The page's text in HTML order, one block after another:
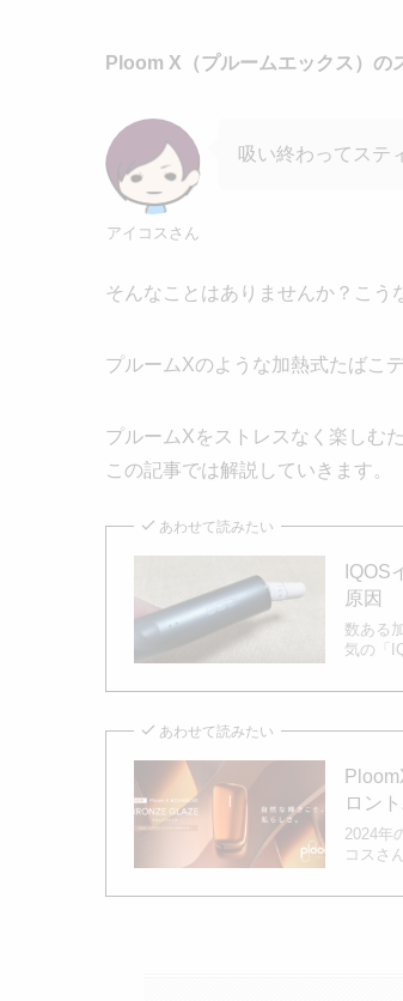
Ploom X（プルームエックス）の
アイコスさん
吸い終わってステ
そんなことはありませんか？ こう
プルームXのような加熱式たばこ
プルームXをストレスなく楽しむ
この記事では解説していきます。
あわせて読みたい
IQOS
原因
数ある
気の「
あわせて読みたい
ロン
2024年
コスさ